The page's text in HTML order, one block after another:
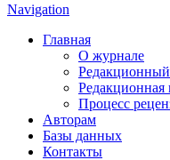
Navigation
Главная
О журнале
Редакционная
Процесс
Авторам
Базы данных
Контакты